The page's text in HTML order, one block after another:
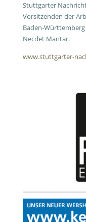
Stuttgarter
Vorsitzenden der
Baden-
Necdet Mantar.
www.stuttgarter-